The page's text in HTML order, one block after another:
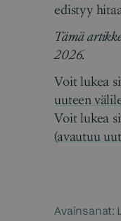
edistyy
Tämä
2026.
Voit lukea
uuteen
Voit lukea
(avautuu
Avainsanat: